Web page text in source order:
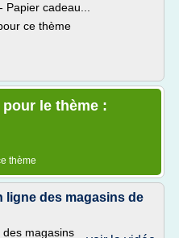
cadeau...
ce thème
le thème :
thème
ligne des magasins de
des magasins